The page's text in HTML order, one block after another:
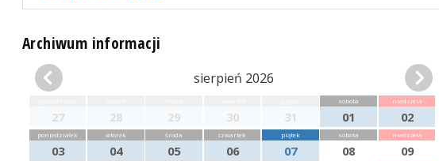
Archiwum informacji
sierpień 2026
27 28 29 30 31
sobota
01
niedziela
02
poniedziałek
03
wtorek
04
środa
05
czwartek
06
piątek
07
sobota
08
niedziela
09